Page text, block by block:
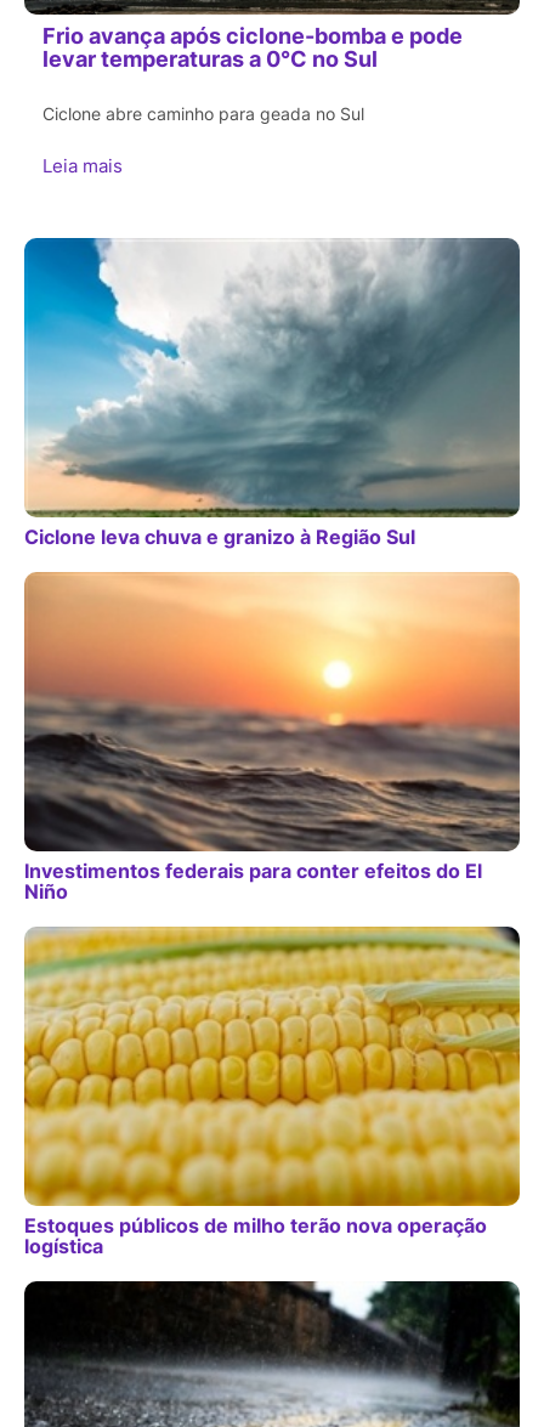
Frio avança após ciclone-bomba e pode
levar temperaturas a 0°C no Sul
Ciclone abre caminho para geada no Sul
Leia mais
Ciclone leva chuva e granizo à Região Sul
Investimentos federais para conter efeitos do El
Niño
Estoques públicos de milho terão nova operação
logística